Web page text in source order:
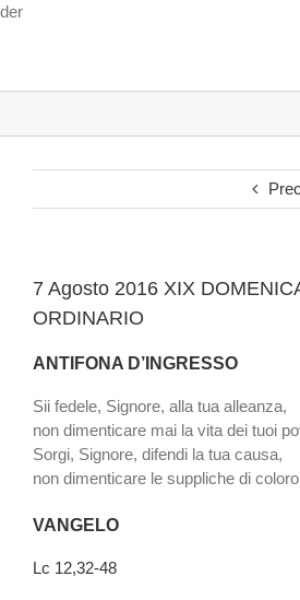
derSalta
7 Agosto 2016 XIX
ORDINARIO
ANTIFONA D’INGRESSO
Sii fedele, Signore, alla tua alleanza,
non dimenticare mai la vita dei tuoi
Sorgi, Signore, difendi la tua causa,
non dimenticare le suppliche di
VANGELO
Lc 12,32-48